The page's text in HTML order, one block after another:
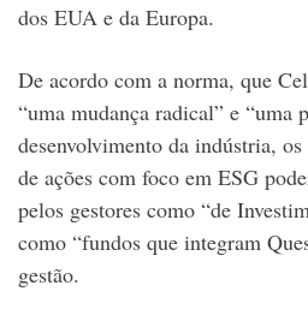
dos EUA e da Europa.
De acordo com a norma, que
“uma mudança radical” e “uma
desenvolvimento da indústria,
de ações com foco em ESG
pelos gestores como “de
como “fundos que integram
gestão.